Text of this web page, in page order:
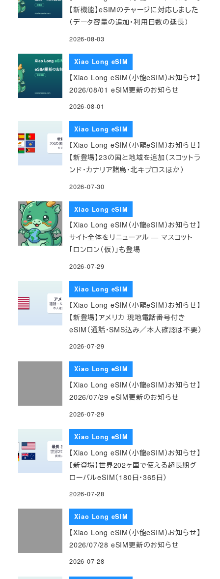
【新機能】eSIMのチャージに対応しました
（データ容量の追加・利用日数の延長）
2026-08-03
Xiao Long eSIM
【Xiao Long eSIM（小龍eSIM）お知らせ】
2026/08/01 eSIM更新のお知らせ
2026-08-01
Xiao Long eSIM
【Xiao Long eSIM（小龍eSIM）お知らせ】
【新登場】23の国と地域を追加（スコットラ
ンド・カナリア諸島・北キプロスほか）
2026-07-30
Xiao Long eSIM
【Xiao Long eSIM（小龍eSIM）お知らせ】
サイト全体をリニューアル — マスコット
「ロンロン（仮）」も登場
2026-07-29
Xiao Long eSIM
【Xiao Long eSIM（小龍eSIM）お知らせ】
【新登場】アメリカ 現地電話番号付き
eSIM（通話・SMS込み／本人確認は不要）
2026-07-29
Xiao Long eSIM
【Xiao Long eSIM（小龍eSIM）お知らせ】
2026/07/29 eSIM更新のお知らせ
2026-07-29
Xiao Long eSIM
【Xiao Long eSIM（小龍eSIM）お知らせ】
【新登場】世界202ヶ国で使える超長期グ
ローバルeSIM（180日・365日）
2026-07-28
Xiao Long eSIM
【Xiao Long eSIM（小龍eSIM）お知らせ】
2026/07/28 eSIM更新のお知らせ
2026-07-28